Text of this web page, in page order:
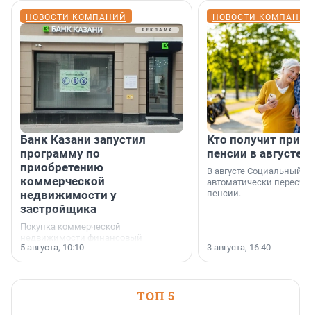
НОВОСТИ КОМПАНИЙ
Банк Казани запустил
программу по
приобретению
коммерческой
недвижимости у
застройщика
Покупка коммерческой
недвижимости финансовый
инструмент, доступный для многих
предпринимателей. Будь то новый
или готовый арендный бизнес —
успех сделки зависит от правильного
5 августа, 10:10
НОВОСТИ
Кто получит
пенсии в августе
В августе Социальный
автоматически
пенсии.
3 августа, 16:40
ТОП 5